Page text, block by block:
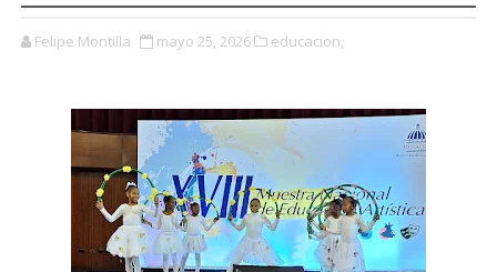
Felipe Montilla mayo 25, 2026 educacion,